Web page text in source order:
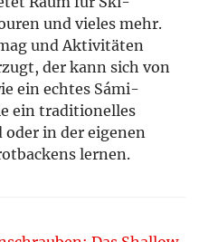
und vieles mehr.
und Aktivitäten
der kann sich von
ein echtes Sámi-
ein traditionelles
in der eigenen
lernen.